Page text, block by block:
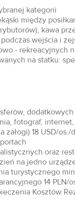
kategorii
między
kawa
wejścia i
- rekreacyjnych
na statku:
fotograf,
załogi) 18 USD/
oraz
na jedno
turystycznego
14 PLN/
Kosztów